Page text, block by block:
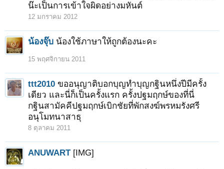
น๊ะเป็นการเข้าใจผิดอย่างมหันต์
12 มกราคม 2012
น้องจุ๊บ น้องใช้ภาษาให้ถูกต้องนะคะ
15 พฤศจิกายน 2011
ttt2010 ขออนุญาติบอกบุญทำบุญกฐินหนึ่งปีมีครั้ง
เดียว และนี่ก็เป็นครั้งแรก ครั้งปฐมฤกษ์ของที่นี่
กฐินสามัคคีปฐมฤกษ์เบิกชัยที่พักสงฆ์พรหมรังศรี
อนุโมทนาสาธุ
8 ตุลาคม 2011
ANUWART [IMG]